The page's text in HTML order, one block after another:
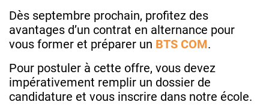
Dès septembre prochain, profitez des
avantages d’un contrat en alternance pour
vous former et préparer un BTS COM.
Pour postuler à cette offre, vous devez
impérativement remplir un dossier de
candidature et vous inscrire dans notre école.